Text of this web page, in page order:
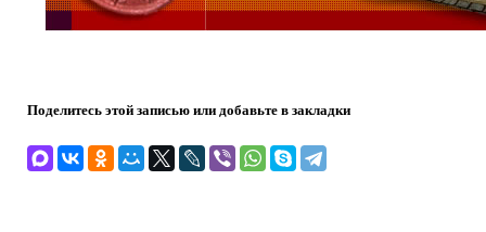
Поделитесь этой записью или добавьте в закладки